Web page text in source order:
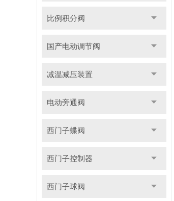
比例积分阀
国产电动调节阀
减温减压装置
电动旁通阀
西门子蝶阀
西门子控制器
西门子球阀